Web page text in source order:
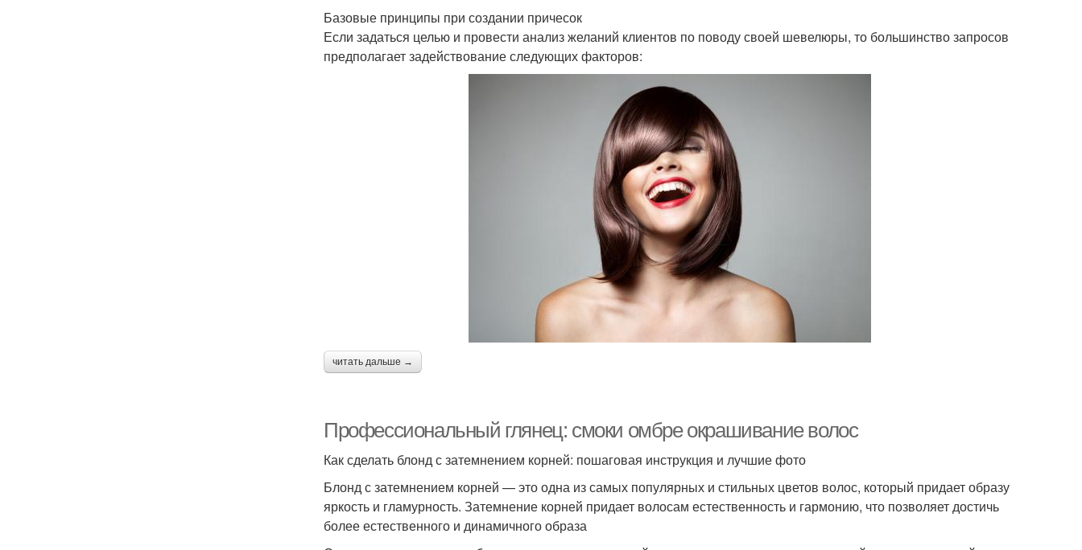
Базовые принципы при создании причесок
Если задаться целью и провести анализ желаний клиентов по поводу своей шевелюры, то большинство запросов
предполагает задействование следующих факторов:
читать дальше →
Профессиональный глянец: смоки омбре окрашивание волос
Как сделать блонд с затемнением корней: пошаговая инструкция и лучшие фото
Блонд с затемнением корней — это одна из самых популярных и стильных цветов волос, который придает образу
яркость и гламурность. Затемнение корней придает волосам естественность и гармонию, что позволяет достичь
более естественного и динамичного образа